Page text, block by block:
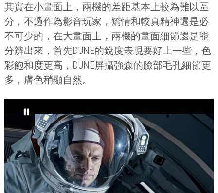
其實在小畫面上，兩機的差距基本上較為難以區
分，不過作為影音玩家，矯情和較真精神還是必
不可少的，在大畫面上，兩機的畫面細節還是能
分辨出來，首先DUNE的銳度表現要好上一些，色
彩飽和度更高， DUNE屏攝強森的臉部毛孔細節更
多，膚色稍顯自然。